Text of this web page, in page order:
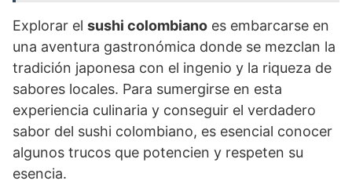
Explorar el sushi colombiano es embarcarse en
una aventura gastronómica donde se mezclan la
tradición japonesa con el ingenio y la riqueza de
sabores locales. Para sumergirse en esta
experiencia culinaria y conseguir el verdadero
sabor del sushi colombiano, es esencial conocer
algunos trucos que potencien y respeten su
esencia.